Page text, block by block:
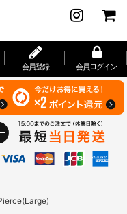
会員登録 会員ログイン